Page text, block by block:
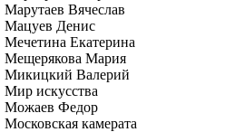
Марутаев Вячеслав
Мацуев Денис
Мечетина Екатерина
Мещерякова Мария
Микицкий Валерий
Мир искусства
Можаев Федор
Московская камерата